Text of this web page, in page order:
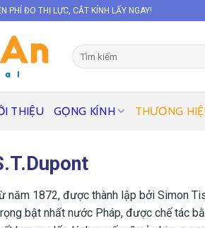
PHÍ ĐO THỊ LỰC, CẮT KÍNH LẤY NGAY!
Tìm
kiếm:
THIỆU GỌNG KÍNH THƯƠNG
năm 1872, được thành lập bởi Simon
bật nhất nước Pháp, được chế tác